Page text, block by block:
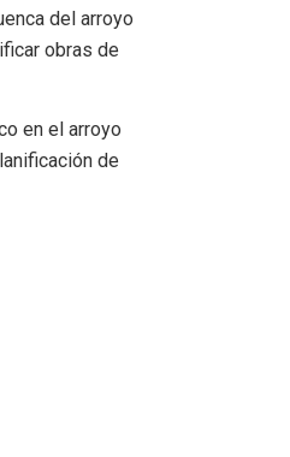
del arroyo
obras de
en el arroyo
de